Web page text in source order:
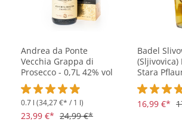
Andrea da Ponte
Vecchia Grappa di
Prosecco - 0,7L 42% vol
Durchschnittliche Bewertung von 4.9
0.7 l (34,27 €* / 1 l)
23,99 €* 24,99 €*
Badel
(Sljivovica)
Stara
1 Liter
16,99 €*